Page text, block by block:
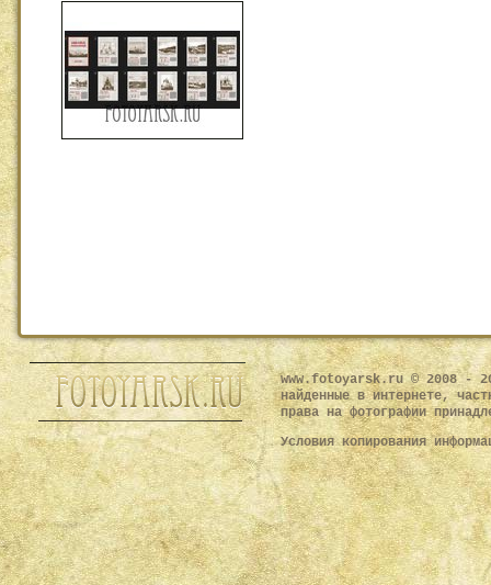
www.fotoyarsk.ru © 2008 -
найденные в интернете,
права на фотографии
Условия копирования